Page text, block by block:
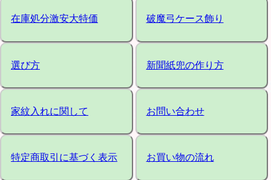
在庫処分激安大特価 破魔弓ケース飾り
選び方 新聞紙兜の作り方
家紋入れに関して お問い合わせ
特定商取引に基づく表示 お買い物の流れ